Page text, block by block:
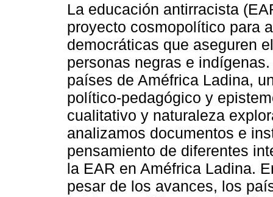
La educación antirracista
proyecto cosmopolítico para
democráticas que aseguren
personas negras e
países de Améfrica Ladina,
político-pedagógico y
cualitativo y naturaleza
analizamos documentos e
pensamiento de diferentes
la EAR en Améfrica Ladina.
pesar de los avances, los